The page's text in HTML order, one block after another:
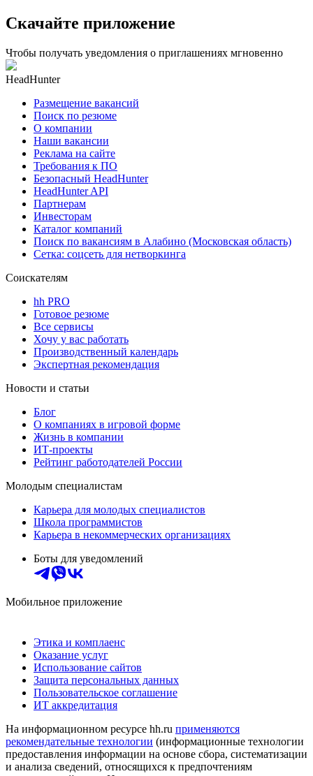
Скачайте приложение
Чтобы получать уведомления о приглашениях мгновенно
HeadHunter
Размещение вакансий
Поиск по резюме
О компании
Наши вакансии
Реклама на сайте
Требования к ПО
Безопасный HeadHunter
HeadHunter API
Партнерам
Инвесторам
Каталог компаний
Поиск по вакансиям в Алабино (Московская область)
Сетка: соцсеть для нетворкинга
Соискателям
hh PRO
Готовое резюме
Все сервисы
Хочу у вас работать
Производственный календарь
Экспертная рекомендация
Новости и статьи
Блог
О компаниях в игровой форме
Жизнь в компании
ИТ-проекты
Рейтинг работодателей России
Молодым специалистам
Карьера для молодых специалистов
Школа программистов
Карьера в некоммерческих организациях
Боты для уведомлений
Мобильное приложение
Этика и комплаенс
Оказание услуг
Использование сайтов
Защита персональных данных
Пользовательское соглашение
ИТ аккредитация
На информационном ресурсе hh.ru применяются
рекомендательные технологии (информационные технологии
предоставления информации на основе сбора, систематизации
и анализа сведений, относящихся к предпочтениям